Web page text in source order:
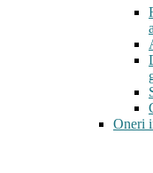
Oneri